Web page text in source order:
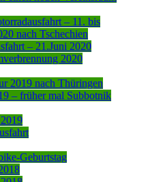
– 11. bis
nach Tschechien
– 21.Juni 2020
2020
2019 nach Thüringen
– früher mal Subbotnik
Geburtstag